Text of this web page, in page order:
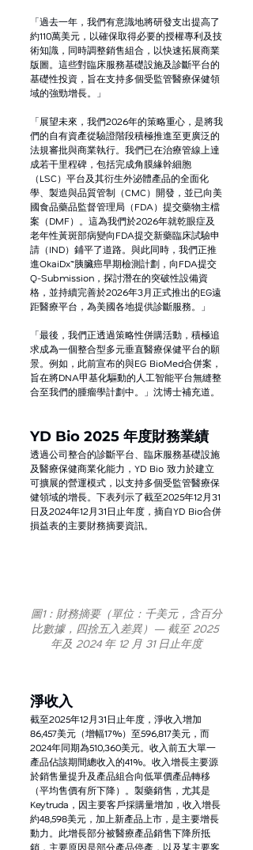
「過去一年，我們有意識地將研發支出提高了
約110萬美元，以確保取得必要的授權專利及技
術知識，同時調整銷售組合，以快速拓展商業
版圖。這些對臨床服務基礎設施及診斷平台的
基礎性投資，旨在支持多個受監管醫療保健領
域的強勁增長。」
「展望未來，我們2026年的策略重心，是將我
們的自有資產從驗證階段積極推進至更廣泛的
法規審批與商業執行。我們已在治療管線上達
成若干里程碑，包括完成角膜緣幹細胞
（LSC）平台及其衍生外泌體產品的全面化
學、製造與品質管制（CMC）開發，並已向美
國食品藥品監督管理局（FDA）提交藥物主檔
案（DMF）。這為我們於2026年就乾眼症及
老年性黃斑部病變向FDA提交新藥臨床試驗申
請（IND）鋪平了道路。與此同時，我們正推
進OkaiDx™胰臟癌早期檢測計劃，向FDA提交
Q-Submission，探討潛在的突破性設備資
格，並持續完善於2026年3月正式推出的EG遠
距醫療平台，為美國各地提供診斷服務。」
「最後，我們正透過策略性併購活動，積極追
求成為一個整合型多元垂直醫療保健平台的願
景。例如，此前宣布的與EG BioMed合併案，
旨在將DNA甲基化驅動的人工智能平台無縫整
合至我們的腫瘤學計劃中。」沈博士補充道。
YD Bio 2025 年度財務業績
透過公司整合的診斷平台、臨床服務基礎設施
及醫療保健商業化能力，YD Bio 致力於建立
可擴展的營運模式，以支持多個受監管醫療保
健領域的增長。下表列示了截至2025年12月31
日及2024年12月31日止年度，摘自YD Bio合併
損益表的主要財務摘要資訊。
圖1：財務摘要（單位：千美元，含百分
比數據，四捨五入差異）— 截至 2025
年及 2024 年 12 月 31 日止年度
淨收入
截至2025年12月31日止年度，淨收入增加
86,457美元（增幅17%）至596,817美元，而
2024年同期為510,360美元。收入前五大單一
產品佔該期間總收入的41%。收入增長主要源
於銷售量提升及產品組合向低單價產品轉移
（平均售價有所下降）。製藥銷售，尤其是
Keytruda，因主要客戶採購量增加，收入增長
約48,598美元，加上新產品上市，是主要增長
動力。此增長部分被醫療產品銷售下降所抵
銷，主要原因是部分產品停產，以及某主要客